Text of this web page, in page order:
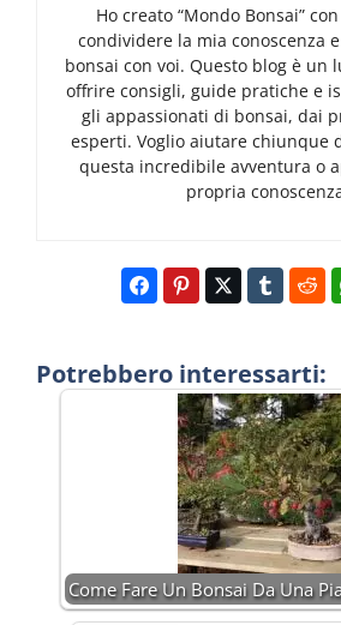
Ho creato “Mondo Bonsai”
condividere la mia conoscenza
bonsai con voi. Questo blog è un
offrire consigli, guide pratiche e
gli appassionati di bonsai, dai
esperti. Voglio aiutare chiunque
questa incredibile avventura o
propria
Potrebbero interessarti:
Come Fare Un Bonsai Da Una